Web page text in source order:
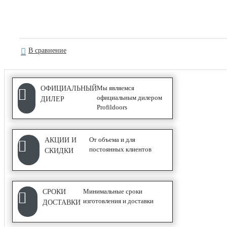
АЛЮМИНИЕВЫЕ ПЕРЕГОРОДКИ
СИСТЕМЫ ОТКРЫВАНИЯ
COMPACK
В сравнение
ОФИЦИАЛЬНЫЙ
ДИЛЕР
Мы являемся
официальным дилером
Profildoors
АКЦИИ И
СКИДКИ
От объема и для
постоянных клиентов
СРОКИ
ДОСТАВКИ
Минимальные сроки
изготовления и доставки